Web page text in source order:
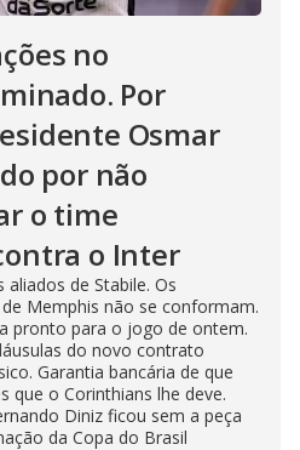
no
Por
Osmar
por não
o time
o Inter
de Stabile. Os
Memphis não se conformam.
pronto para o jogo de ontem.
do novo contrato
Garantia bancária de que
que o Corinthians lhe deve.
Diniz ficou sem a peça
da Copa do Brasil